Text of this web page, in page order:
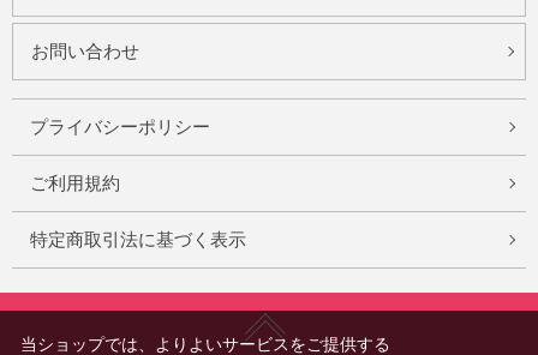
お問い合わせ
プライバシーポリシー
ご利用規約
特定商取引法に基づく表示
当ショップでは、よりよいサービスをご提供する